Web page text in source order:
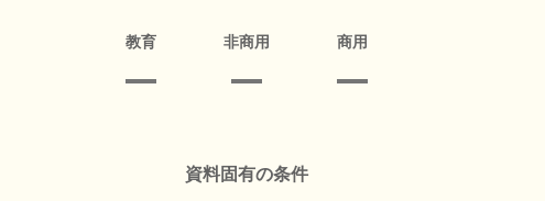
教育 非商用 商用
資料固有の条件